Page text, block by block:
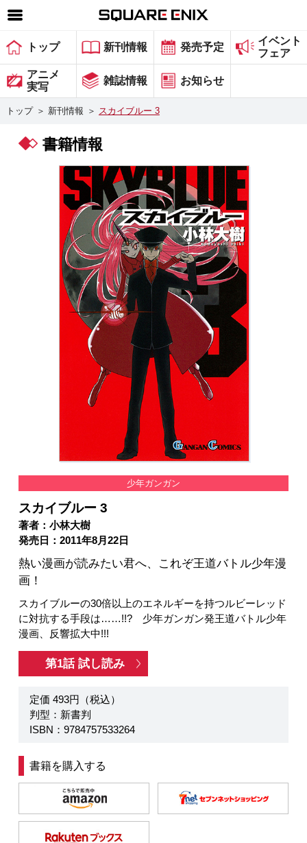
SQUARE ENIX 公式サイトメニュー
ゲーム
マガジン＆ブックス
グッズ
会社情報 採用情報
スクウェア・エニックス サイト内検索
トップ 新刊情報 発売予定
イベント
フェア
アニメ
実写
雑誌情報 お知らせ
トップ ＞ 新刊情報 ＞ スカイブルー 3
書籍情報
少年ガンガン
スカイブルー 3
著者：小林大樹
発売日：2011年8月22日
熱い漫画が読みたい君へ、これぞ王道バトル少年漫
画！
スカイブルーの30倍以上のエネルギーを持つルビーレッド
に対抗する手段は……!!? 少年ガンガン発王道バトル少年
漫画、反響拡大中!!!
第1話 試し読み
定価 493円（税込）
判型：新書判
ISBN：9784757533264
書籍を購入する